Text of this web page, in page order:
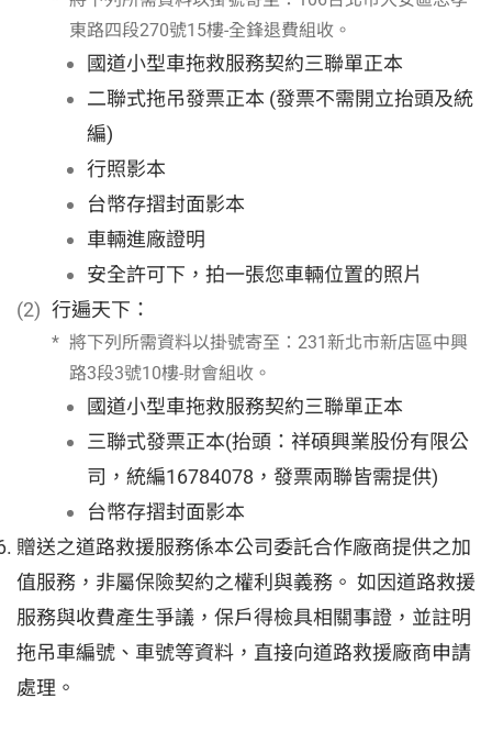
東路四段270號15樓-全鋒退費組收。
國道小型車拖救服務契約三聯單正本
二聯式拖吊發票正本 (發票不需開立抬頭及統
編)
行照影本
台幣存摺封面影本
車輛進廠證明
安全許可下，拍一張您車輛位置的照片
行遍天下：
將下列所需資料以掛號寄至：231新北市新店區中興
路3段3號10樓-財會組收。
國道小型車拖救服務契約三聯單正本
三聯式發票正本(抬頭：祥碩興業股份有限公
司，統編16784078，發票兩聯皆需提供)
台幣存摺封面影本
贈送之道路救援服務係本公司委託合作廠商提供之加
值服務，非屬保險契約之權利與義務。 如因道路救援
服務與收費產生爭議，保戶得檢具相關事證，並註明
拖吊車編號、車號等資料，直接向道路救援廠商申請
處理。